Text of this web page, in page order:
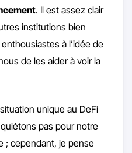
. Il est assez clair
institutions bien
à l’idée de
de les aider à voir la
unique au DeFi
pas pour notre
; cependant, je pense